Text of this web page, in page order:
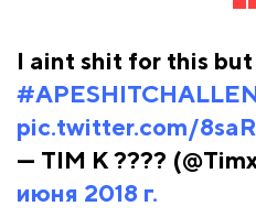
I aint shit for this but
pic.twitter.com/
— TIM K ????
июня 2018 г.